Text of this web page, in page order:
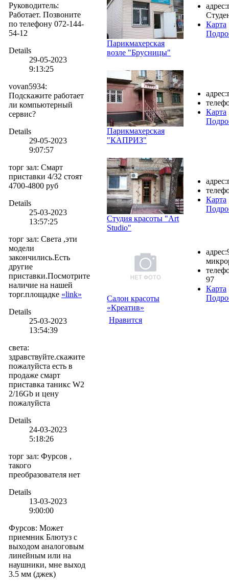
Руководитель:
Работает. Позвоните
по телефону 072-144-
54-12
Details
29-05-2023
9:13:25
vovan5934:
Подскажите работает
ли компьютерный
сервис?
Details
29-05-2023
9:07:57
торг зал: Смарт
приставки 4/32 стоят
4700-4800 руб
Details
25-03-2023
13:57:25
торг зал: Света ,эти
модели
закончились.Есть
другие
приставки.Посмотрите
наличие на нашей
торг.площадке «link»
Details
25-03-2023
13:54:39
света:
здравствуйте.скажите
пожалуйста есть в
продаже смарт
приставка таникс W2
2/16Gb и цену
пожалуйста
Details
24-03-2023
5:18:26
торг зал: Фурсов ,
такого
преобразователя нет
Details
13-03-2023
9:00:00
Фурсов: Может
приемник Блютуз с
выходом аналоговым
линейным или на
наушники, мне выход
3.5 мм (джек)
Парикмахерская
возле "Брусницы"
адрес:
Карта
Парикмахерская
"КАПРИЗ"
адрес:
Карта
Студия красоты "Art
Studio"
адрес:
Карта
Салон красоты
«Креатив»
адрес:
97
Карта
Нравится